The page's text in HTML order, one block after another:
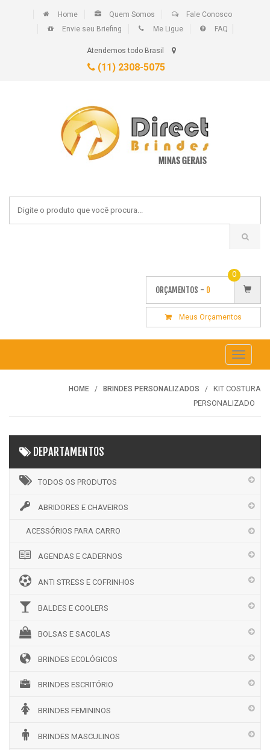
Home Quem Somos
Fale Conosco
Envie seu Briefing
Me Ligue FAQ
Atendemos todo Brasil
(11) 2308-5075
ORÇAMENTOS - 0
0
Meus Orçamentos
Toggle
HOME BRINDES PERSONALIZADOS
KIT COSTURA
PERSONALIZADO
DEPARTAMENTOS
TODOS OS PRODUTOS
ABRIDORES E CHAVEIROS
ACESSÓRIOS PARA CARRO
AGENDAS E CADERNOS
ANTI STRESS E COFRINHOS
BALDES E COOLERS
BOLSAS E SACOLAS
BRINDES ECOLÓGICOS
BRINDES ESCRITÓRIO
BRINDES FEMININOS
BRINDES MASCULINOS